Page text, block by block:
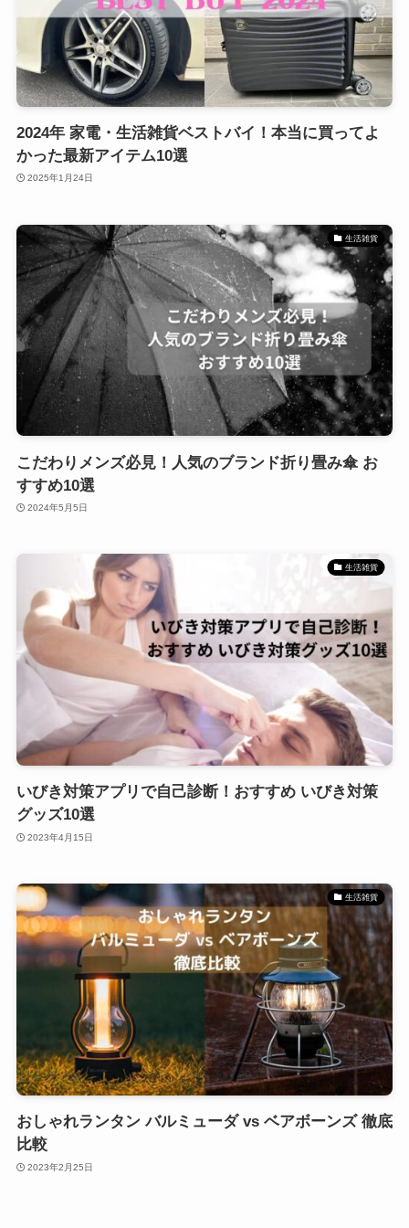
2024年 家電・生活雑貨ベストバイ！本当に買ってよ
かった最新アイテム10選
2025年1月24日
生活雑貨
こだわりメンズ必見！人気のブランド折り畳み傘 お
すすめ10選
2024年5月5日
生活雑貨
いびき対策アプリで自己診断！おすすめ いびき対策
グッズ10選
2023年4月15日
生活雑貨
おしゃれランタン バルミューダ vs ベアボーンズ 徹底
比較
2023年2月25日